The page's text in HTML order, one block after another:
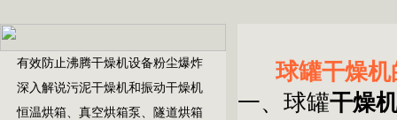
有效防止沸腾干燥机设备粉尘爆炸
深入解说污泥干燥机和振动干燥机
恒温烘箱、真空烘箱泵、隧道烘箱
球罐干燥
一、球罐干燥